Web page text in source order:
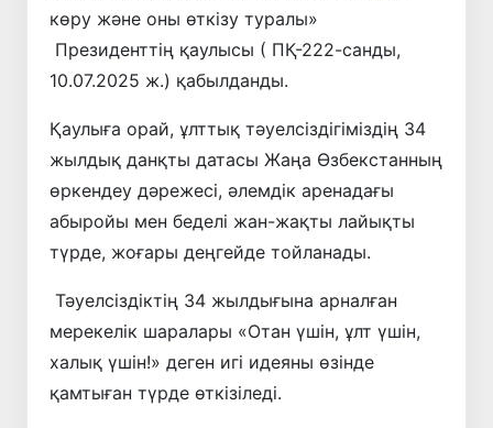
көру және оны өткізу туралы»
Президенттің қаулысы ( ПҚ-222-санды,
10.07.2025 ж.) қабылданды.
Қаулыға орай, ұлттық тәуелсіздігіміздің 34
жылдық данқты датасы Жаңа Өзбекстанның
өркендеу дәрежесі, әлемдік аренадағы
абыройы мен беделі жан-жақты лайықты
түрде, жоғары деңгейде тойланады.
Тәуелсіздіктің 34 жылдығына арналған
мерекелік шаралары «Отан үшін, ұлт үшін,
халық үшін!» деген игі идеяны өзінде
қамтыған түрде өткізіледі.